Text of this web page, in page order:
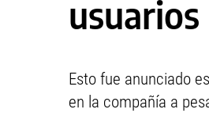
usuarios
Esto fue anunciado
en la compañía a